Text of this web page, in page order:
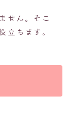
せん。そこ
立ちます。